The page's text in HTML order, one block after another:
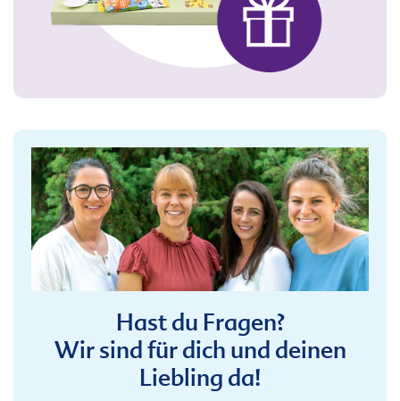
Hast du Fragen?
Wir sind für dich und deinen
Liebling da!